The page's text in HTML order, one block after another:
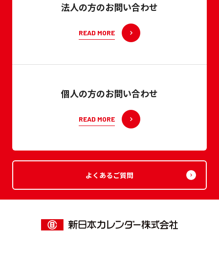
法人の方のお問い合わせ
READ MORE
個人の方のお問い合わせ
READ MORE
よくあるご質問